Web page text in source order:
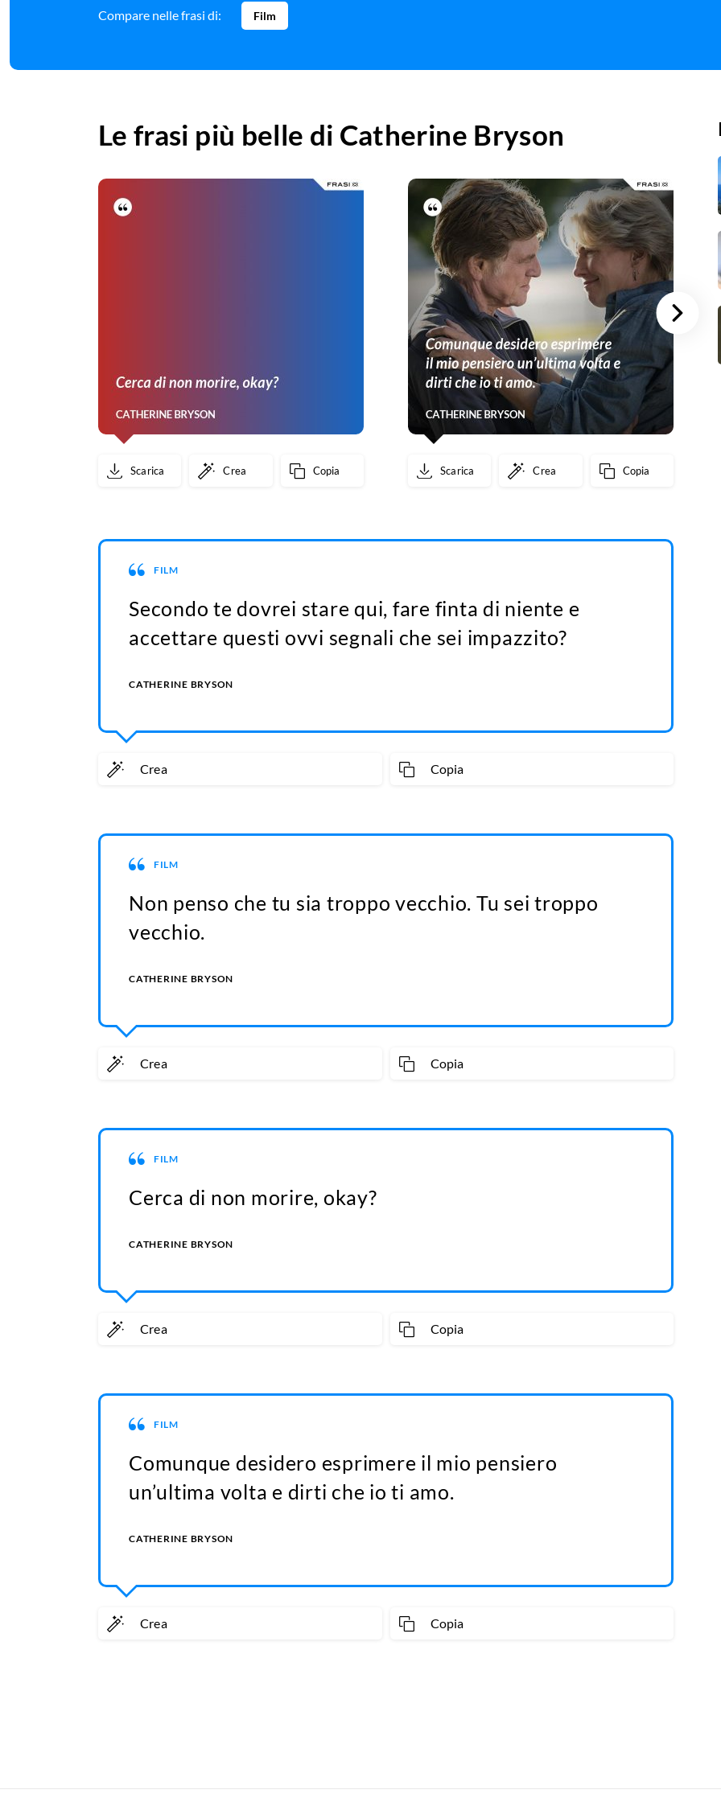
Compare nelle frasi di: Film
Le frasi più belle di Catherine Bryson
Scarica Crea Copia Scarica Crea Copia
FILM
Secondo te dovrei stare qui, fare finta di niente e
accettare questi ovvi segnali che sei impazzito?
CATHERINE BRYSON
Crea Copia
FILM
Non penso che tu sia troppo vecchio. Tu sei troppo
vecchio.
CATHERINE BRYSON
Crea Copia
FILM
Cerca di non morire, okay?
CATHERINE BRYSON
Crea Copia
FILM
Comunque desidero esprimere il mio pensiero
un’ultima volta e dirti che io ti amo.
CATHERINE BRYSON
Crea Copia